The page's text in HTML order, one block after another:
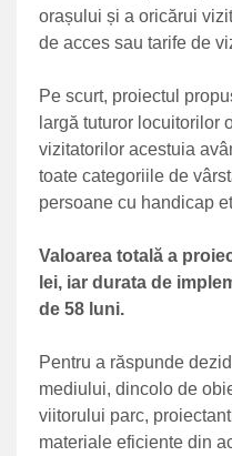
orașului și a oricărui
de acces sau tarife de
Pe scurt, proiectul
largă tuturor locuitorilor
vizitatorilor acestuia
toate categoriile de
persoane cu handicap
Valoarea totală a
lei, iar durata de
de 58 luni.
Pentru a răspunde
mediului, dincolo de
viitorului parc,
materiale eficiente din